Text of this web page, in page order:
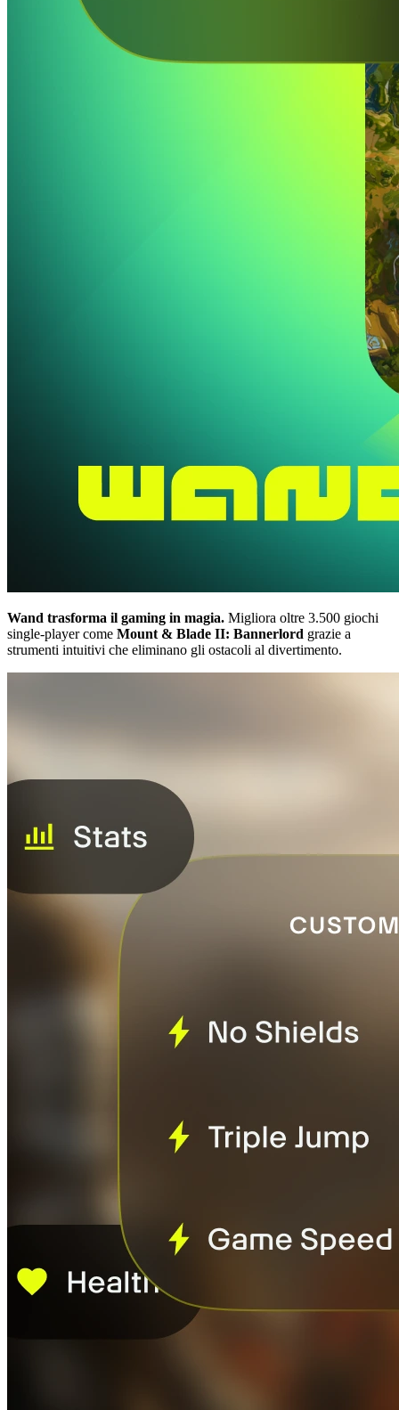
Wand trasforma il gaming in magia. Migliora oltre 3.500 giochi
single-player come Mount & Blade II: Bannerlord grazie a
strumenti intuitivi che eliminano gli ostacoli al divertimento.